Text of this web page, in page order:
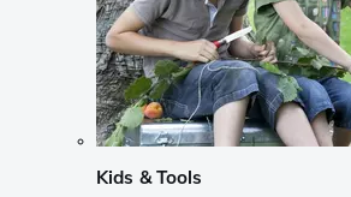
Kids & Tools